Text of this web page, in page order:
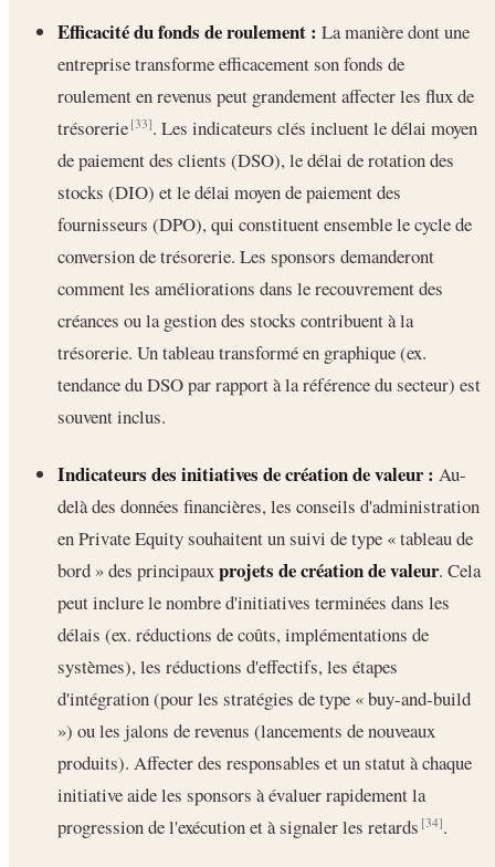
Efficacité du fonds de roulement : La manière dont une
entreprise transforme efficacement son fonds de
roulement en revenus peut grandement affecter les flux de
trésorerie[33]. Les indicateurs clés incluent le délai moyen
de paiement des clients (DSO), le délai de rotation des
stocks (DIO) et le délai moyen de paiement des
fournisseurs (DPO), qui constituent ensemble le cycle de
conversion de trésorerie. Les sponsors demanderont
comment les améliorations dans le recouvrement des
créances ou la gestion des stocks contribuent à la
trésorerie. Un tableau transformé en graphique (ex.
tendance du DSO par rapport à la référence du secteur) est
souvent inclus.
Indicateurs des initiatives de création de valeur : Au-
delà des données financières, les conseils d'administration
en Private Equity souhaitent un suivi de type « tableau de
bord » des principauxprojets de création de valeur. Cela
peut inclure le nombre d'initiatives terminées dans les
délais (ex. réductions de coûts, implémentations de
systèmes), les réductions d'effectifs, les étapes
d'intégration (pour les stratégies de type « buy-and-build
») ou les jalons de revenus (lancements de nouveaux
produits). Affecter des responsables et un statut à chaque
initiative aide les sponsors à évaluer rapidement la
progression de l'exécution et à signaler les retards[34].